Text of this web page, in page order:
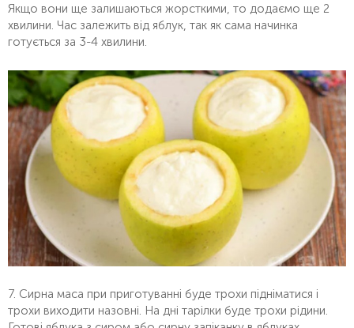
Якщо вони ще залишаються жорсткими, то додаємо ще 2
хвилини. Час залежить від яблук, так як сама начинка
готується за 3-4 хвилини.
7. Сирна маса при приготуванні буде трохи підніматися і
трохи виходити назовні. На дні тарілки буде трохи рідини.